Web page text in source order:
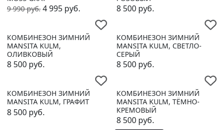
9 990руб. 4 995 руб. 8 500 руб.
КОМБИНЕЗОН ЗИМНИЙ
MANSITA KULM,
ОЛИВКОВЫЙ
8 500 руб.
КОМБИНЕЗОН ЗИМНИЙ
MANSITA KULM, СВЕТЛО-
СЕРЫЙ
8 500 руб.
КОМБИНЕЗОН ЗИМНИЙ
MANSITA KULM, ГРАФИТ
8 500 руб.
КОМБИНЕЗОН ЗИМНИЙ
MANSITA KULM, ТЁМНО-
КРЕМОВЫЙ
8 500 руб.